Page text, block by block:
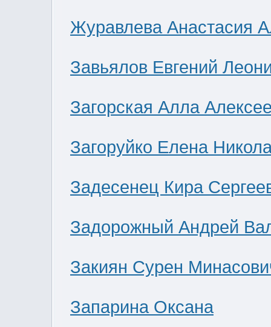
Журавлева Анастасия
Завьялов Евгений
Загорская Алла
Загоруйко Елена
Задесенец Кира
Задорожный Андрей
Закиян Сурен
Запарина Оксана